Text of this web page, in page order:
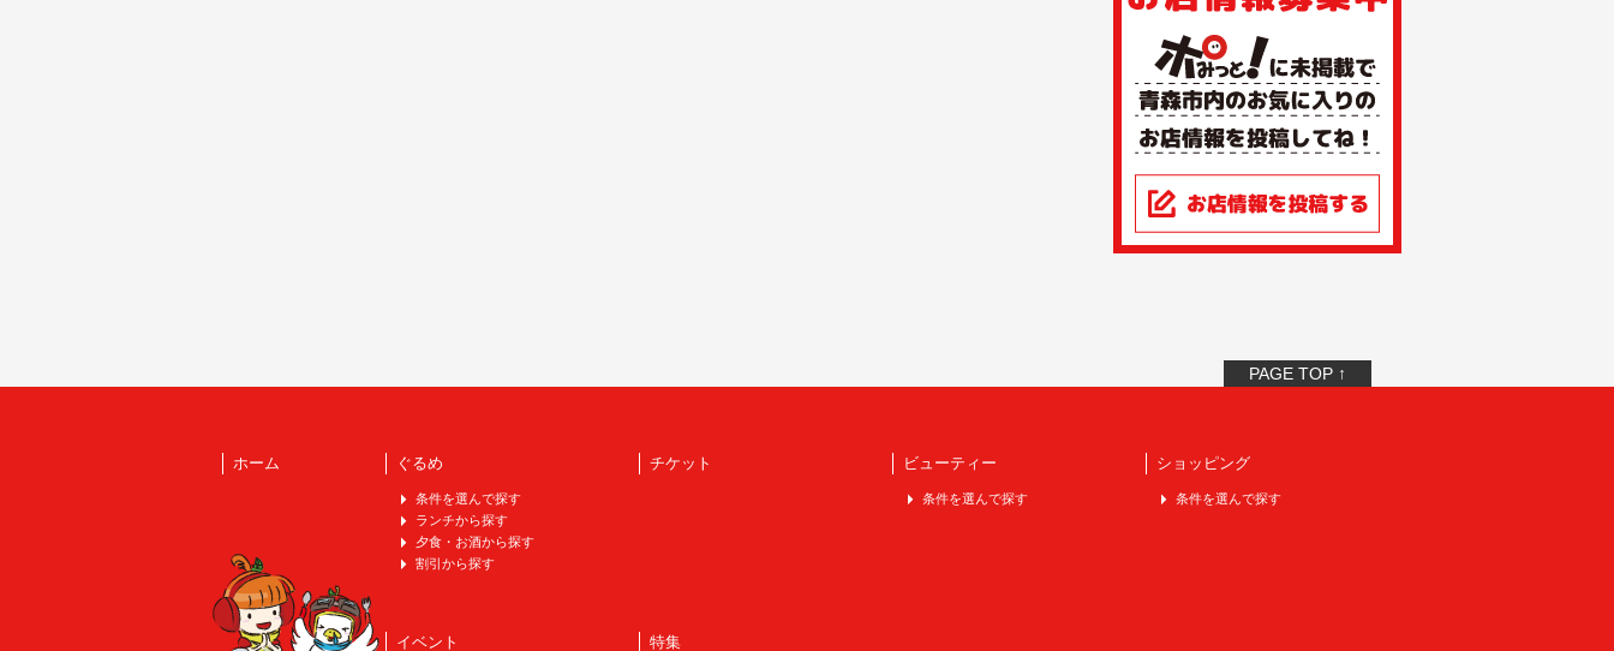
PAGE TOP ↑
ホーム ぐるめ
条件を選んで探す
ランチから探す
夕食・お酒から探す
割引から探す
チケット ビューティー
条件を選んで探す
ショッピング
条件を選んで探す
イベント 特集